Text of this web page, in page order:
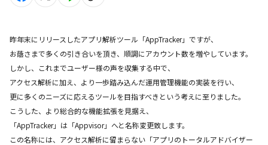
昨年末にリリースしたアプリ解析ツール「AppTracker」ですが、
お蔭さまで多くの引き合いを頂き、順調にアカウント数を増やしています。
しかし、これまでユーザー様の声を収集する中で、
アクセス解析に加え、より一歩踏み込んだ運用管理機能の実装を行い、
更に多くのニーズに応えるツールを目指すべきという考えに至りました。
こうした、より総合的な機能拡張を見据え、
「AppTracker」は「Appvisor」へと名称変更致します。
この名称には、アクセス解析に留まらない「アプリのトータルアドバイザー